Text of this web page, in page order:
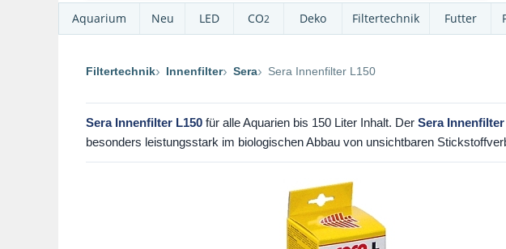
Aquarium Neu LED CO2 Deko Filtertechnik Futter
Filtertechnik Innenfilter Sera Sera Innenfilter L150
Sera Innenfilter L150 für alle Aquarien bis 150 Liter Inhalt. Der Sera Innenfilter
besonders leistungsstark im biologischen Abbau von unsichtbaren